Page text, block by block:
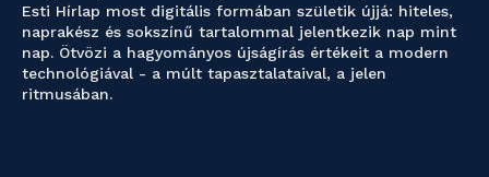
Esti Hírlap most digitális formában születik újjá: hiteles,
naprakész és sokszínű tartalommal jelentkezik nap mint
nap. Ötvözi a hagyományos újságírás értékeit a modern
technológiával - a múlt tapasztalataival, a jelen
ritmusában.